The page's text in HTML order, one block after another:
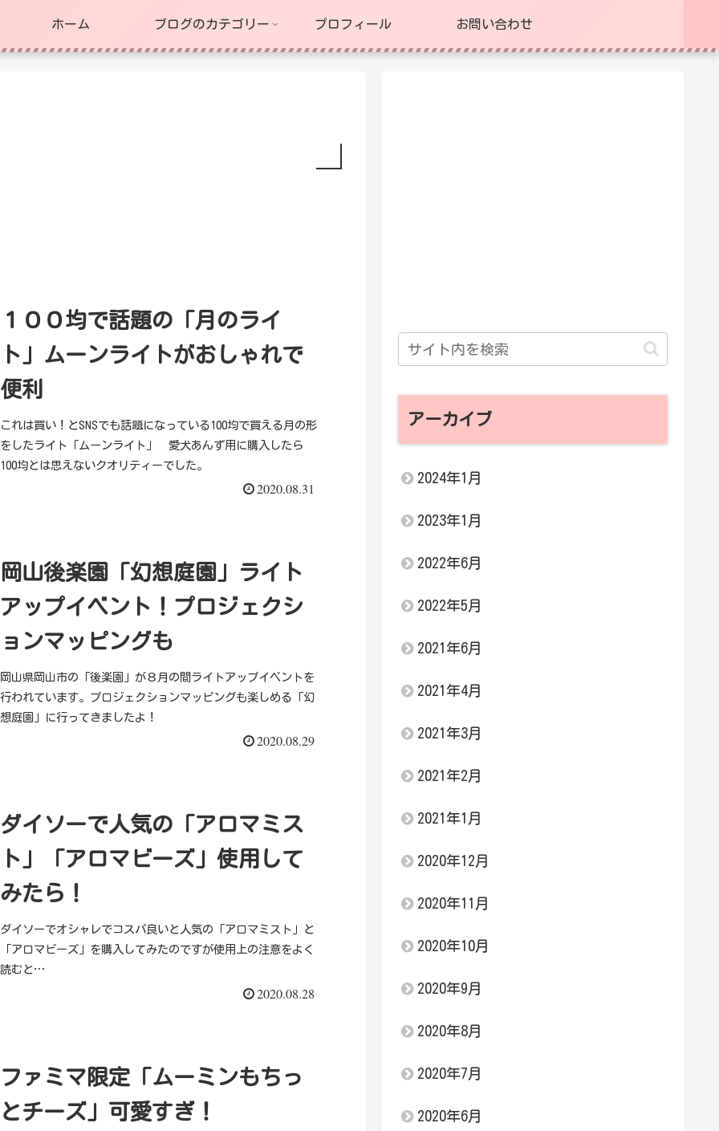
ホーム ブログのカテゴリー プロフィール お問い合わせ
１００均で話題の「月のライ
ト」ムーンライトがおしゃれで
便利
これは買い！とSNSでも話題になっている100均で買える月の形
をしたライト「ムーンライト」 愛犬あんず用に購入したら
100均とは思えないクオリティーでした。
2020.08.31
岡山後楽園「幻想庭園」ライト
アップイベント！プロジェクシ
ョンマッピングも
岡山県岡山市の「後楽園」が８月の間ライトアップイベントを
行われています。プロジェクションマッピングも楽しめる「幻
想庭園」に行ってきましたよ！
2020.08.29
ダイソーで人気の「アロマミス
ト」「アロマビーズ」使用して
みたら！
ダイソーでオシャレでコスパ良いと人気の「アロマミスト」と
「アロマビーズ」を購入してみたのですが使用上の注意をよく
読むと…
2020.08.28
ファミマ限定「ムーミンもちっ
とチーズ」可愛すぎ！
アーカイブ
2024年1月
2023年1月
2022年6月
2022年5月
2021年6月
2021年4月
2021年3月
2021年2月
2021年1月
2020年12月
2020年11月
2020年10月
2020年9月
2020年8月
2020年7月
2020年6月